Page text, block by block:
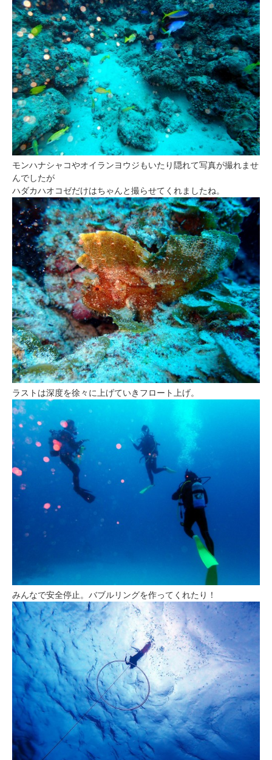
モンハナシャコやオイランヨウジもいたり隠れて写真が撮れませ
んでしたが
ハダカハオコゼだけはちゃんと撮らせてくれましたね。
ラストは深度を徐々に上げていきフロート上げ。
みんなで安全停止。バブルリングを作ってくれたり！